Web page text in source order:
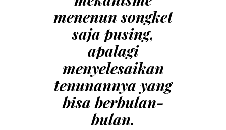
menenun songket
saja pusing,
apalagi
menyelesaikan
tenunannya yang
bisa berbulan-
bulan.